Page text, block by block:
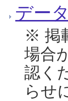
デー
※ 掲
場合
認く
らせ